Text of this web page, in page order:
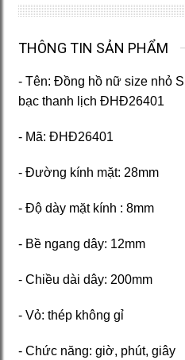
THÔNG TIN SẢN PHẨM
- Tên: Đồng hồ nữ size nhỏ
bạc thanh lịch ĐHĐ26401
- Mã: ĐHĐ26401
- Đường kính mặt: 28mm
- Độ dày mặt kính : 8mm
- Bề ngang dây: 12mm
- Chiều dài dây: 200mm
- Vỏ: thép không gỉ
- Chức năng: giờ, phút, giây